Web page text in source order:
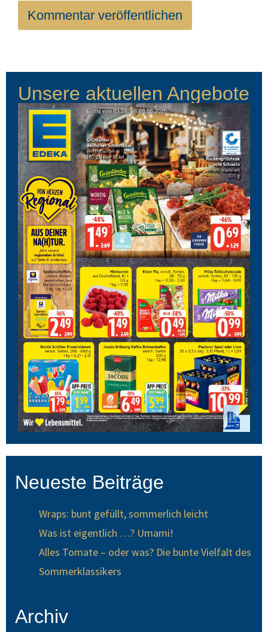
Unsere aktuellen Angebote
Neueste Beiträge
Wraps: bunt gefüllt, sommerlich leicht
Was ist eigentlich …? Umami!
Alles Tomate – oder was? Die bunte Vielfalt des
Sommerklassikers
Archiv